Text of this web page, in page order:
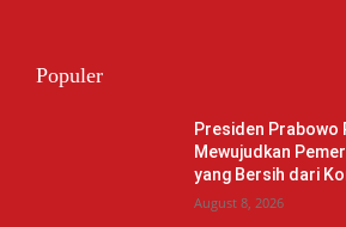
Populer
Presiden Prabowo
Mewujudkan
yang Bersih dari
August 8, 2026